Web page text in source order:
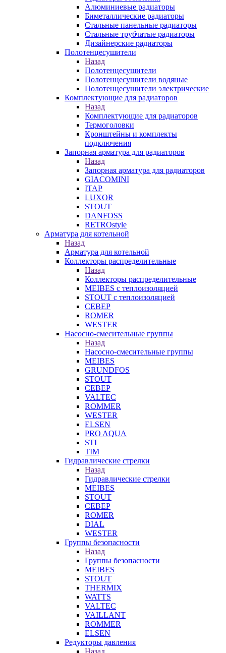
Алюминиевые радиаторы
Биметаллические радиаторы
Стальные панельные радиаторы
Стальные трубчатые радиаторы
Дизайнерские радиаторы
Полотенцесушители
Назад
Полотенцесушители
Полотенцесушители водяные
Полотенцесушители электрические
Комплектующие для радиаторов
Назад
Комплектующие для радиаторов
Термоголовки
Кронштейны и комплекты
подключения
Запорная арматура для радиаторов
Назад
Запорная арматура для радиаторов
GIACOMINI
ITAP
LUXOR
STOUT
DANFOSS
RETROstyle
Арматура для котельной
Назад
Арматура для котельной
Коллекторы распределительные
Назад
Коллекторы распределительные
MEIBES с теплоизоляцией
STOUT с теплоизоляцией
СЕВЕР
ROMER
WESTER
Насосно-смесительные группы
Назад
Насосно-смесительные группы
MEIBES
GRUNDFOS
STOUT
СЕВЕР
VALTEC
ROMMER
WESTER
ELSEN
PRO AQUA
STI
TIM
Гидравлические стрелки
Назад
Гидравлические стрелки
MEIBES
STOUT
СЕВЕР
ROMER
DIAL
WESTER
Группы безопасности
Назад
Группы безопасности
MEIBES
STOUT
THERMIX
WATTS
VALTEC
VAILLANT
ROMMER
ELSEN
Редукторы давления
Назад